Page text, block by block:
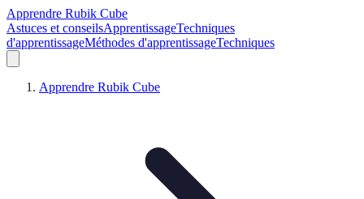
Apprendre Rubik Cube
Astuces et conseilsApprentissageTechniques
d'apprentissageMéthodes d'apprentissageTechniques
Apprendre Rubik Cube